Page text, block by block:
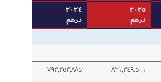
٢٠٢٥
درهم
٢٠٢٤
درهم
٨٢١,٣٤٩,٥٠١
٧٩٣,٣٥٣,٨٨٥